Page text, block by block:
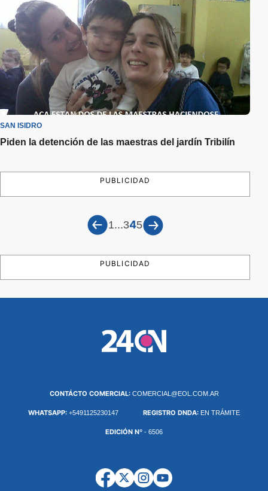
SAN ISIDRO
Piden la detención de las maestras del jardín Tribilín
PUBLICIDAD
1...345
PUBLICIDAD
CONTÁCTO COMERCIAL: COMERCIAL@EOL.COM.AR
WHATSAPP: +5491125230147 REGISTRO DNDA: EN TRÁMITE
EDICIÓN Nº - 6506